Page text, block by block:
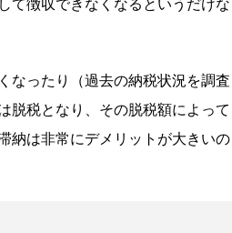
て徴収できなくなるというだけな
なったり（過去の納税状況を調査
脱税となり、その脱税額によって
納は非常にデメリットが大きいの